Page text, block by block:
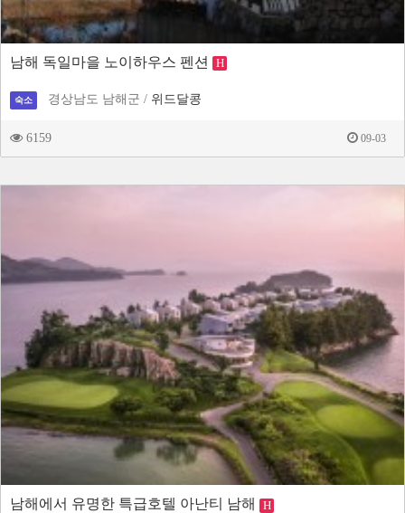
남해 독일마을 노이하우스 펜션 H
숙소 경상남도 남해군 / 위드달콩
6159 09-03
남해에서 유명한 특급호텔 아난티 남해 H